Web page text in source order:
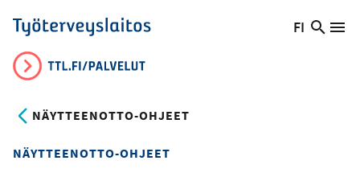
Hyppää
pääsisältöön
Työterveyslaitos
Vaihda
FI
Hae
NÄYTTEENOTTO-OHJEET
NÄYTTEENOTTO-OHJEET